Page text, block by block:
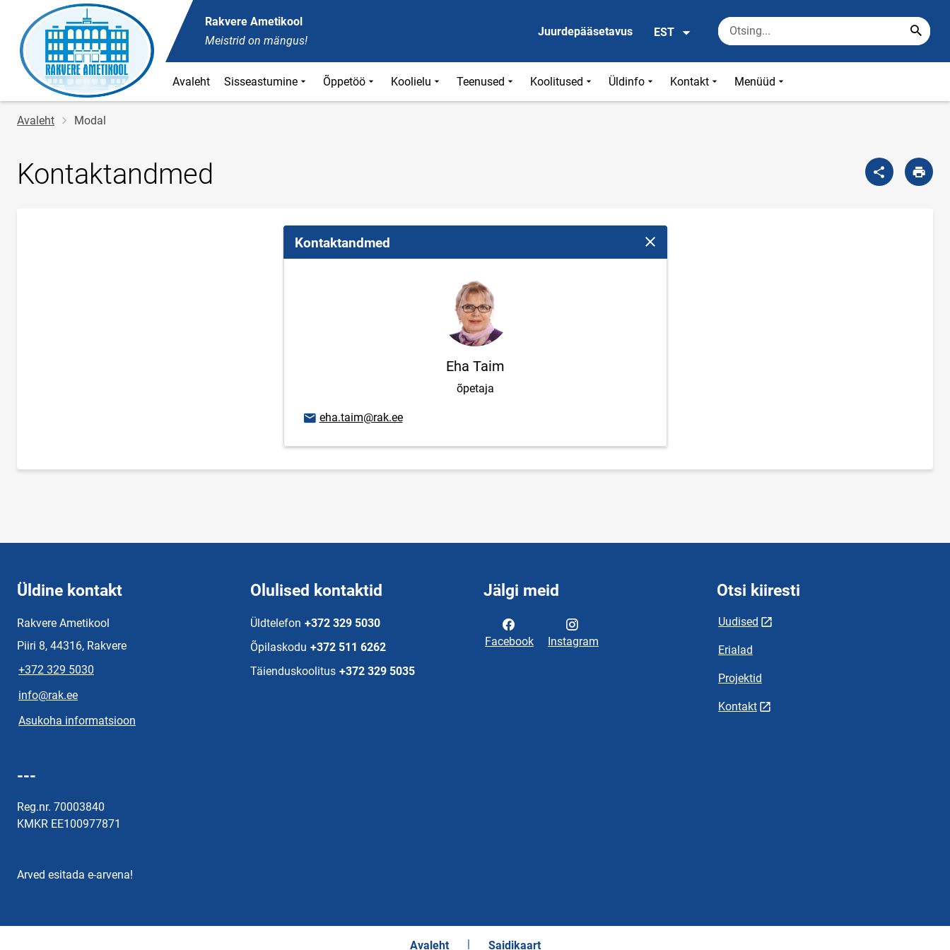
Rakvere Ametikool
Meistrid on mängus!
Juurdepääsetavus EST
Avaleht Sisseastumine Õppetöö Koolielu Teenused Koolitused Üldinfo Kontakt Menüüd
Jälglink
Avaleht Modal
Kontaktandmed
Kontaktandmed Sulge modaalaken
Eha Taim
õpetaja
E-posti aadress
eha.taim@rak.ee
Üldine kontakt
Rakvere Ametikool
Piiri 8, 44316, Rakvere
+372 329 5030
info@rak.ee
Asukoha informatsioon
Olulised kontaktid
Üldtelefon +372 329 5030
Õpilaskodu +372 511 6262
Täienduskoolitus +372 329 5035
Jälgi meid
Facebook Instagram
Otsi kiiresti
Uudised
Erialad
Projektid
Kontakt
---
Reg.nr. 70003840
KMKR EE100977871
Arved esitada e-arvena!
Avaleht Saidikaart